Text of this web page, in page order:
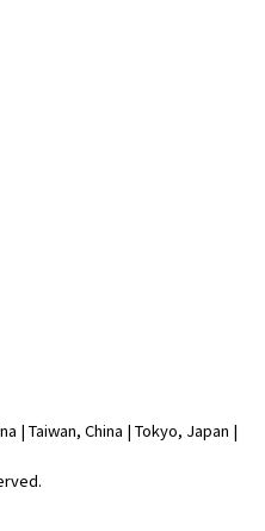
| Taiwan, China | Tokyo, Japan |